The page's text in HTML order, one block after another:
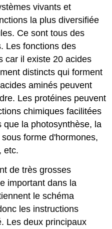
vivants et
la plus diversifiée
Ce sont tous des
Les fonctions des
car il existe 20 acides
distincts qui forment
aminés peuvent
Les protéines peuvent
chimiques facilitées
que la photosynthèse, la
forme d'hormones,
etc.
de très grosses
important dans la
le schéma
les instructions
Les deux principaux